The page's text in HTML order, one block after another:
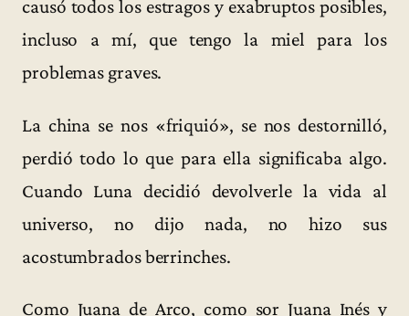
causó todos los estragos y exabruptos posibles,
incluso a mí, que tengo la miel para los
problemas graves.
La china se nos «friquió», se nos destornilló,
perdió todo lo que para ella significaba algo.
Cuando Luna decidió devolverle la vida al
universo, no dijo nada, no hizo sus
acostumbrados berrinches.
Como Juana de Arco, como sor Juana Inés y